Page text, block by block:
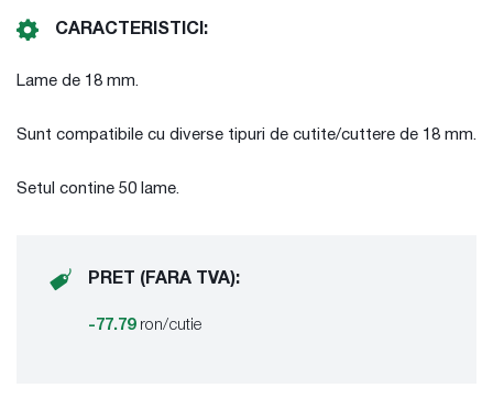
CARACTERISTICI:
Lame de 18 mm.
Sunt compatibile cu diverse tipuri de cutite/cuttere de 18 mm.
Setul contine 50 lame.
PRET (FARA TVA):
-77.79 ron/cutie